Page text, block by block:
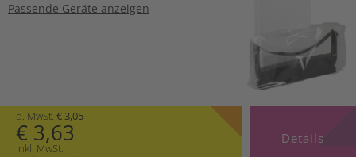
Passende Geräte anzeigen
o. MwSt. € 3,05
€ 3,63
inkl. MwSt.
Details